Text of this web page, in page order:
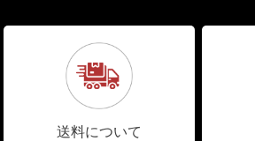
送料について